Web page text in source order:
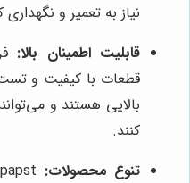
نیاز به تعمیر و نگهداری
قابلیت اطمینان بالا:
قطعات با کیفیت و
بالایی هستند و
کنند.
تنوع محصولات: